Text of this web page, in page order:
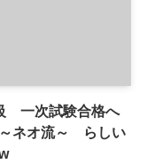
一次試験合格へ
ネオ流～ らしい